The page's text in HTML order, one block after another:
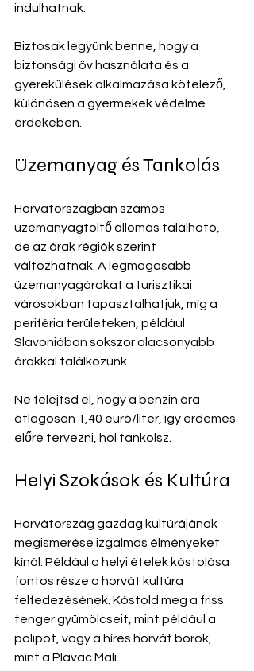
indulhatnak.
Biztosak legyünk benne, hogy a
biztonsági öv használata és a
gyerekülések alkalmazása kötelező,
különösen a gyermekek védelme
érdekében.
Üzemanyag és Tankolás
Horvátországban számos
üzemanyagtöltő állomás található,
de az árak régiók szerint
változhatnak. A legmagasabb
üzemanyagárakat a turisztikai
városokban tapasztalhatjuk, míg a
periféria területeken, például
Slavoniában sokszor alacsonyabb
árakkal találkozunk.
Ne felejtsd el, hogy a benzin ára
átlagosan 1,40 euró/liter, így érdemes
előre tervezni, hol tankolsz.
Helyi Szokások és Kultúra
Horvátország gazdag kultúrájának
megismerése izgalmas élményeket
kínál. Például a helyi ételek kóstolása
fontos része a horvát kultúra
felfedezésének. Kóstold meg a friss
tenger gyümölcseit, mint például a
polipot, vagy a híres horvát borok,
mint a Plavac Mali.